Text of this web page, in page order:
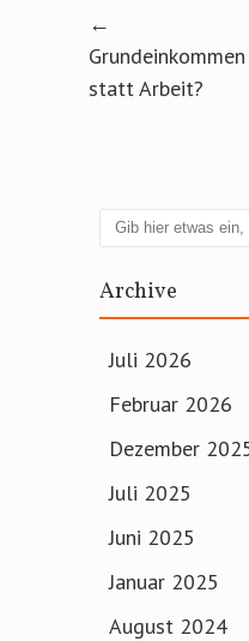
Artikel-
←
Grundeinkommen
statt Arbeit?
Suchen
Archive
Juli 2026
Februar 2026
Dezember
Juli 2025
Juni 2025
Januar 2025
August 2024